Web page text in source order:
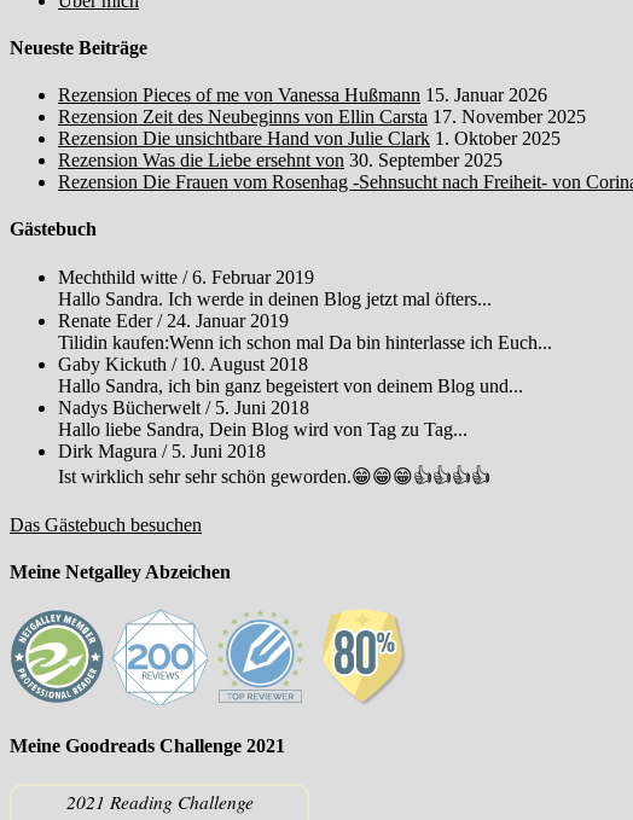
Neueste Beiträge
Rezension Pieces of me von Vanessa Hußmann 15. Januar 2026
Rezension Zeit des Neubeginns von Ellin Carsta 17. November 2025
Rezension Die unsichtbare Hand von Julie Clark 1. Oktober 2025
Rezension Was die Liebe ersehnt von 30. September 2025
Rezension Die Frauen vom Rosenhag -Sehnsucht nach Freiheit- von
Gästebuch
Mechthild witte /6. Februar 2019
Hallo Sandra. Ich werde in deinen Blog jetzt mal öfters...
Renate Eder/ 24. Januar 2019
Tilidin kaufen:Wenn ich schon mal Da bin hinterlasse ich Euch...
Gaby Kickuth / 10. August 2018
Hallo Sandra, ich bin ganz begeistert von deinem Blog und...
Nadys Bücherwelt / 5. Juni 2018
Hallo liebe Sandra, Dein Blog wird von Tag zu Tag...
Dirk Magura / 5. Juni 2018
Ist wirklich sehr sehr schön geworden.😁😁😁👍👍👍👍
Das Gästebuch besuchen
Meine Netgalley Abzeichen
Meine Goodreads Challenge 2021
2021 Reading Challenge